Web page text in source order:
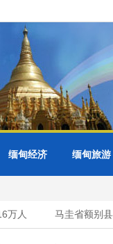
缅甸经济 缅甸旅游
人 马圭省额别县